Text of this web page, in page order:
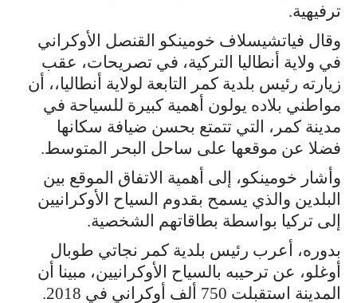
ترفيهية.
وقال فياتشيسلاف خومينكو القنصل الأوكراني
في ولاية أنطاليا التركية، في تصريحات، عقب
زيارته رئيس بلدية كمر التابعة لولاية أنطاليا،، أن
مواطني بلاده يولون أهمية كبيرة للسياحة في
مدينة كمر، التي تتمتع بحسن ضيافة سكانها
فضلا عن موقعها على ساحل البحر المتوسط.
وأشار خومينكو، إلى أهمية الاتفاق الموقع بين
البلدين والذي يسمح بقدوم السياح الأوكرانيين
إلى تركيا بواسطة بطاقاتهم الشخصية.
بدوره، أعرب رئيس بلدية كمر نجاتي طوبال
أوغلو، عن ترحيبه بالسياح الأوكرانيين، مبينا أن
المدينة استقبلت 750 ألف أوكراني في 2018.